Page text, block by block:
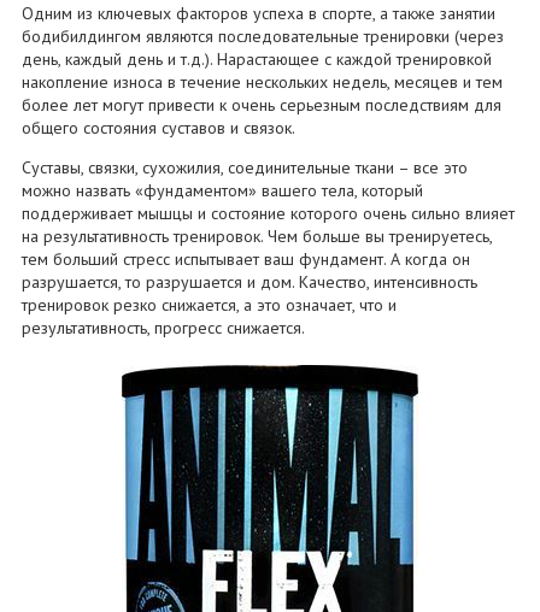
Одним из ключевых факторов успеха в спорте, а также занятии
бодибилдингом являются последовательные тренировки (через
день, каждый день и т.д.). Нарастающее с каждой тренировкой
накопление износа в течение нескольких недель, месяцев и тем
более лет могут привести к очень серьезным последствиям для
общего состояния суставов и связок.
Суставы, связки, сухожилия, соединительные ткани – все это
можно назвать «фундаментом» вашего тела, который
поддерживает мышцы и состояние которого очень сильно влияет
на результативность тренировок. Чем больше вы тренируетесь,
тем больший стресс испытывает ваш фундамент. А когда он
разрушается, то разрушается и дом. Качество, интенсивность
тренировок резко снижается, а это означает, что и
результативность, прогресс снижается.